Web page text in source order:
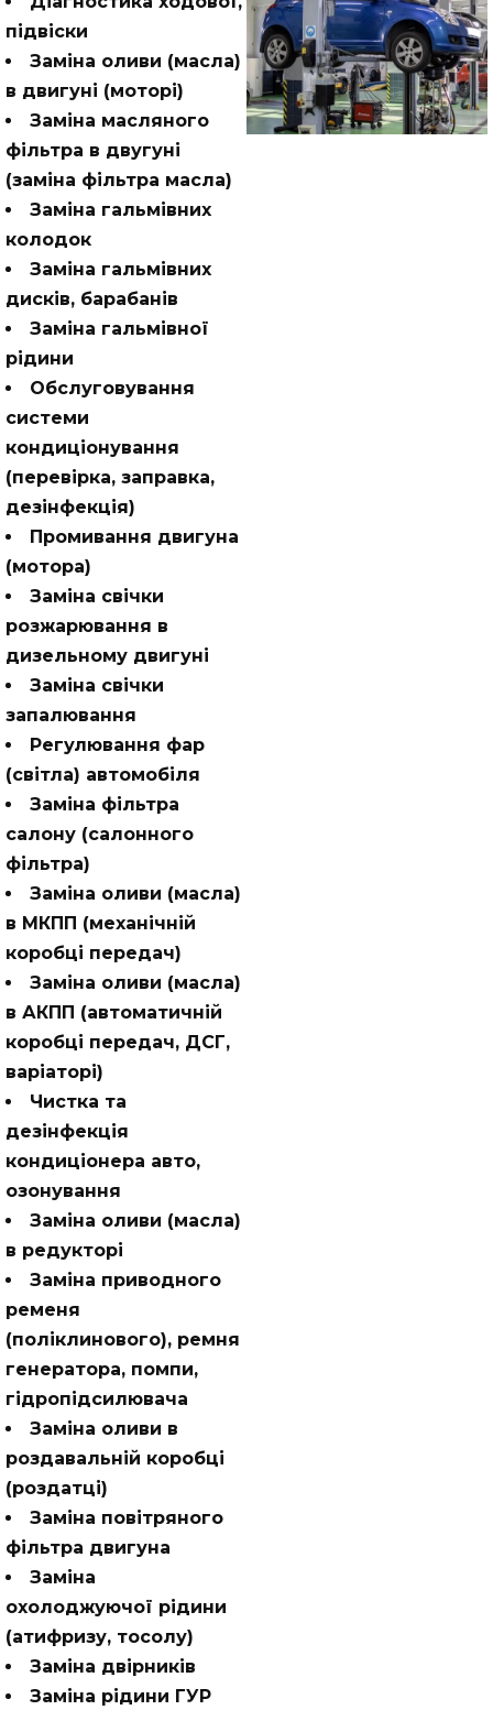
підвіски
Заміна оливи (масла)
в двигуні (моторі)
Заміна масляного
фільтра в двугуні
(заміна фільтра масла)
Заміна гальмівних
колодок
Заміна гальмівних
дисків, барабанів
Заміна гальмівної
рідини
Обслуговування
системи
кондиціонування
(перевірка, заправка,
дезінфекція)
Промивання двигуна
(мотора)
Заміна свічки
розжарювання в
дизельному двигуні
Заміна свічки
запалювання
Регулювання фар
(світла) автомобіля
Заміна фільтра
салону (салонного
фільтра)
Заміна оливи (масла)
в МКПП (механічній
коробці передач)
Заміна оливи (масла)
в АКПП (автоматичній
коробці передач, ДСГ,
варіаторі)
Чистка та
дезінфекція
кондиціонера авто,
озонування
Заміна оливи (масла)
в редукторі
Заміна приводного
ременя
(поліклинового), ремня
генератора, помпи,
гідропідсилювача
Заміна оливи в
роздавальній коробці
(роздатці)
Заміна повітряного
фільтра двигуна
Заміна
охолоджуючої рідини
(атифризу, тосолу)
Заміна двірників
Заміна рідини ГУР